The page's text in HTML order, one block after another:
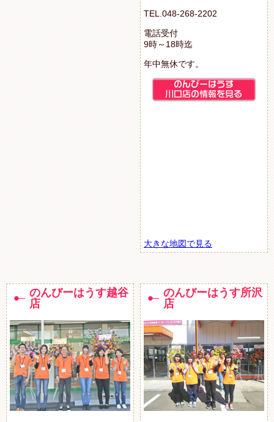
TEL.048-268-2202
電話受付
9時～18時迄
年中無休です。
大きな地図で見る
のんびーはうす越谷
店
のんびーはうす所沢
店